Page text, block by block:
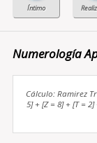
Numerología
Cálculo: Ramirez
5] + [Z = 8] + [T =